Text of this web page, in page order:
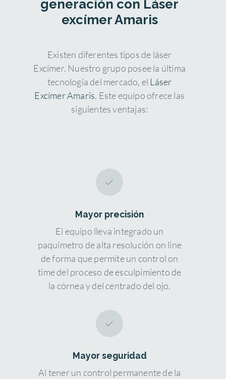
se inclinen por esta opción.
de cámara posterior, es decir, se
colocan detrás del iris, éste es el caso
“Lente de contacto implantable”
generación con Láser
excímer Amaris
Existen diferentes tipos de láser
Excímer. Nuestro grupo posee la última
tecnología del mercado, el Láser
Excímer Amaris. Este equipo ofrece las
siguientes ventajas:
Mayor precisión
El equipo lleva integrado un
paquímetro de alta resolución on line
de forma que permite un control on
time del proceso de esculpimiento de
la córnea y del centrado del ojo.
Mayor seguridad
Al tener un control permanente de la